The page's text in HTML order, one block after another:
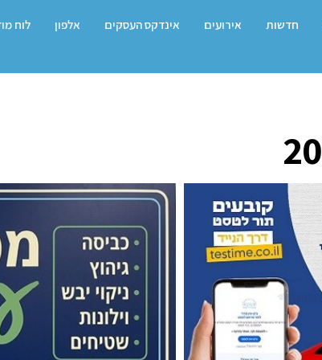
חדשות אירועים אינדקס העסקים אלפון לוח